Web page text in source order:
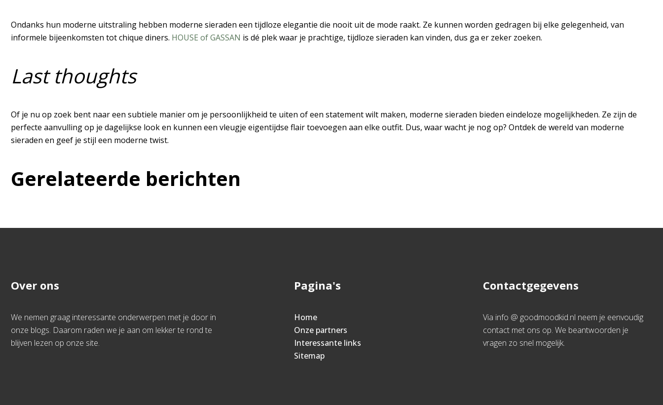
Ondanks hun moderne uitstraling hebben moderne sieraden een tijdloze elegantie die nooit uit de mode raakt. Ze kunnen worden gedragen bij elke gelegenheid, van
informele bijeenkomsten tot chique diners. HOUSE of GASSAN is dé plek waar je prachtige, tijdloze sieraden kan vinden, dus ga er zeker zoeken.
Last thoughts
Of je nu op zoek bent naar een subtiele manier om je persoonlijkheid te uiten of een statement wilt maken, moderne sieraden bieden eindeloze mogelijkheden. Ze zijn de
perfecte aanvulling op je dagelijkse look en kunnen een vleugje eigentijdse flair toevoegen aan elke outfit. Dus, waar wacht je nog op? Ontdek de wereld van moderne
sieraden en geef je stijl een moderne twist.
Gerelateerde berichten
Over ons
We nemen graag interessante onderwerpen met je door in
onze blogs. Daarom raden we je aan om lekker te rond te
blijven lezen op onze site.
Pagina's
Home
Onze partners
Interessante links
Sitemap
Contactgegevens
Via info @ goodmoodkid.nl neem je eenvoudig
contact met ons op. We beantwoorden je
vragen zo snel mogelijk.